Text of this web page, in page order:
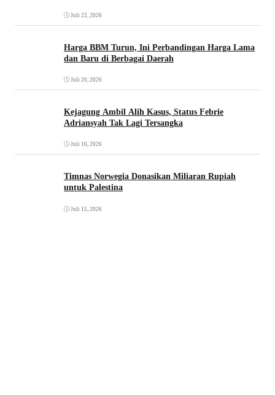
Juli 22, 2026
Harga BBM Turun, Ini Perbandingan Harga Lama
dan Baru di Berbagai Daerah
Juli 20, 2026
Kejagung Ambil Alih Kasus, Status Febrie
Adriansyah Tak Lagi Tersangka
Juli 16, 2026
Timnas Norwegia Donasikan Miliaran Rupiah
untuk Palestina
Juli 15, 2026